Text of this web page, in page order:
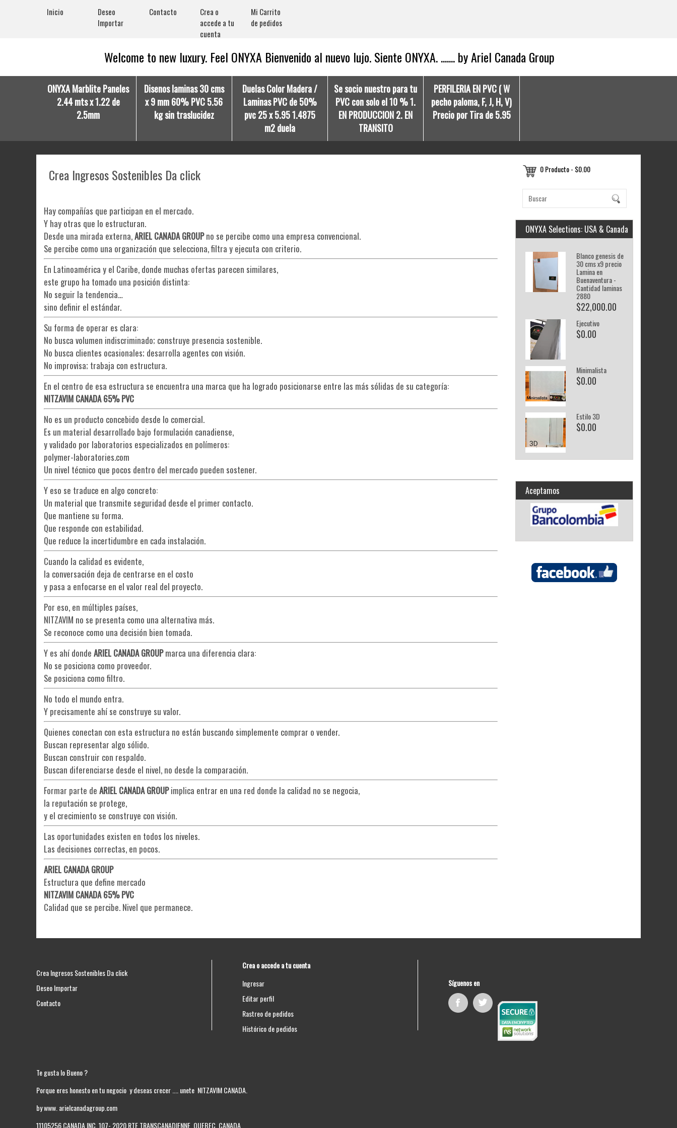
Inicio
Deseo
Importar
Contacto
Crea o
accede a tu
cuenta
Mi Carrito
de pedidos
Welcome to new luxury. Feel ONYXA Bienvenido al nuevo lujo. Siente ONYXA. ....... by Ariel Canada Group
ONYXA Marblite Paneles
2.44 mts x 1.22 de
2.5mm
Disenos laminas 30 cms
x 9 mm 60% PVC 5.56
kg sin traslucidez
Duelas Color Madera /
Laminas PVC de 50%
pvc 25 x 5.95 1.4875
m2 duela
Se socio nuestro para tu
PVC con solo el 10 % 1.
EN PRODUCCION 2. EN
TRANSITO
PERFILERIA EN PVC ( W
pecho paloma, F, J, H, V)
Precio por Tira de 5.95
0 Producto - $0.00
ONYXA Selections: USA & Canada
Blanco genesis de
30 cms x9 precio
Lamina en
Buenaventura -
Cantidad laminas
2880
$22,000.00
Ejecutivo
$0.00
Minimalista
$0.00
Estilo 3D
$0.00
Aceptamos
Crea Ingresos Sostenibles Da click
Hay compañías que participan en el mercado.
Y hay otras que lo estructuran.
Desde una mirada externa,ARIEL CANADA GROUPno se percibe como una empresa convencional.
Se percibe como una organización que selecciona, filtra y ejecuta con criterio.
En Latinoamérica y el Caribe, donde muchas ofertas parecen similares,
este grupo ha tomado una posición distinta:
No seguir la tendencia…
sino definir el estándar.
Su forma de operar es clara:
No busca volumen indiscriminado; construye presencia sostenible.
No busca clientes ocasionales; desarrolla agentes con visión.
No improvisa; trabaja con estructura.
En el centro de esa estructura se encuentra una marca que ha logrado posicionarse entre las más sólidas de su categoría:
NITZAVIM CANADA 65% PVC
No es un producto concebido desde lo comercial.
Es un material desarrollado bajo formulación canadiense,
y validado por laboratorios especializados en polímeros:
polymer-laboratories.com
Un nivel técnico que pocos dentro del mercado pueden sostener.
Y eso se traduce en algo concreto:
Un material que transmite seguridad desde el primer contacto.
Que mantiene su forma.
Que responde con estabilidad.
Que reduce la incertidumbre en cada instalación.
Cuando la calidad es evidente,
la conversación deja de centrarse en el costo
y pasa a enfocarse en el valor real del proyecto.
Por eso, en múltiples países,
NITZAVIM no se presenta como una alternativa más.
Se reconoce como una decisión bien tomada.
Y es ahí donde ARIEL CANADA GROUPmarca una diferencia clara:
No se posiciona como proveedor.
Se posiciona como filtro.
No todo el mundo entra.
Y precisamente ahí se construye su valor.
Quienes conectan con esta estructura no están buscando simplemente comprar o vender.
Buscan representar algo sólido.
Buscan construir con respaldo.
Buscan diferenciarse desde el nivel, no desde la comparación.
Formar parte de ARIEL CANADA GROUPimplica entrar en una red donde la calidad no se negocia,
la reputación se protege,
y el crecimiento se construye con visión.
Las oportunidades existen en todos los niveles.
Las decisiones correctas, en pocos.
ARIEL CANADA GROUP
Estructura que define mercado
NITZAVIM CANADA 65% PVC
Calidad que se percibe. Nivel que permanece.
Crea Ingresos Sostenibles Da click
Deseo Importar
Contacto
Crea o accede a tu cuenta
Ingresar
Editar perfil
Rastreo de pedidos
Histórico de pedidos
Síguenos en
Te gusta lo Bueno ?
Porque eres honesto en tu negocio y deseas crecer .... unete NITZAVIM CANADA.
by www. arielcanadagroup.com
11105256 CANADA INC. 107- 2020 RTE TRANSCANADIENNE, QUEBEC, CANADA